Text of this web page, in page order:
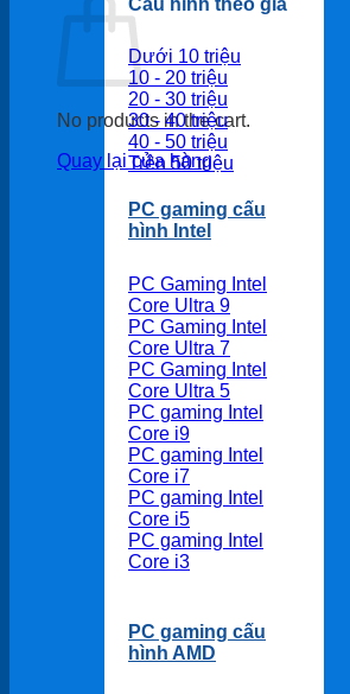
No products in the cart.
Quay lại cửa hàng
Dưới 10 triệu
10 - 20 triệu
20 - 30 triệu
30 - 40 triệu
40 - 50 triệu
Trên 50 triệu
PC gaming cấu
hình Intel
PC Gaming Intel
Core Ultra 9
PC Gaming Intel
Core Ultra 7
PC Gaming Intel
Core Ultra 5
PC gaming Intel
Core i9
PC gaming Intel
Core i7
PC gaming Intel
Core i5
PC gaming Intel
Core i3
PC gaming cấu
hình AMD